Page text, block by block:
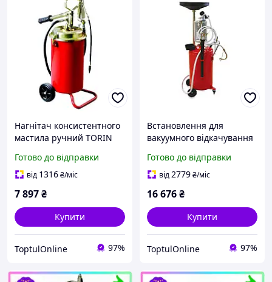
Нагнітач консистентного
мастила ручний TORIN
Готово до відправки
від 1316₴/міс
7 897₴
Купити
ToptulOnline 97%
Встановлення для
вакуумного відкачування
(90 л) TORIN TRG2090
Готово до відправки
від2779₴/міс
16 676₴
Купити
ToptulOnline 97%